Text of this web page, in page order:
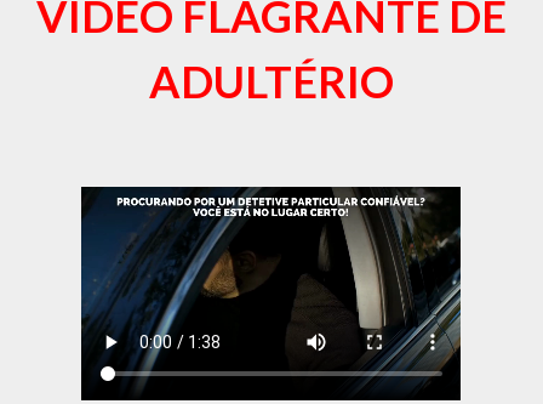
VÍDEO FLAGRANTE DE
ADULTÉRIO